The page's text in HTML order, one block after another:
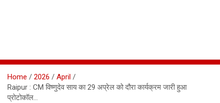
Home 2026
April
Raipur : CM विष्णुदेव साय का 29 अप्रेल को दौरा कार्यक्रम जारी हुआ
प्रोटोकॉल…